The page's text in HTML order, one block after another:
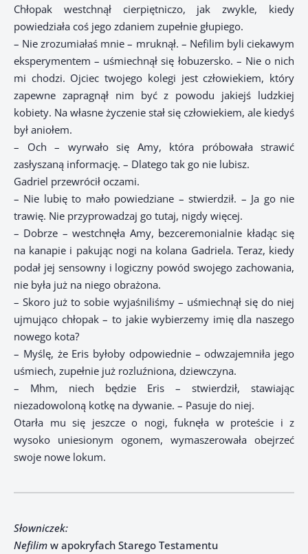
Chłopak westchnął cierpiętniczo, jak zwykle, kiedy
powiedziała coś jego zdaniem zupełnie głupiego.
– Nie zrozumiałaś mnie – mruknął. – Nefilim byli ciekawym
eksperymentem – uśmiechnął się łobuzersko. – Nie o nich
mi chodzi. Ojciec twojego kolegi jest człowiekiem, który
zapewne zapragnął nim być z powodu jakiejś ludzkiej
kobiety. Na własne życzenie stał się człowiekiem, ale kiedyś
był aniołem.
– Och – wyrwało się Amy, która próbowała strawić
zasłyszaną informację. – Dlatego tak go nie lubisz.
Gadriel przewrócił oczami.
– Nie lubię to mało powiedziane – stwierdził. – Ja go nie
trawię. Nie przyprowadzaj go tutaj, nigdy więcej.
– Dobrze – westchnęła Amy, bezceremonialnie kładąc się
na kanapie i pakując nogi na kolana Gadriela. Teraz, kiedy
podał jej sensowny i logiczny powód swojego zachowania,
nie była już na niego obrażona.
– Skoro już to sobie wyjaśniliśmy – uśmiechnął się do niej
ujmująco chłopak – to jakie wybierzemy imię dla naszego
nowego kota?
– Myślę, że Eris byłoby odpowiednie – odwzajemniła jego
uśmiech, zupełnie już rozluźniona, dziewczyna.
– Mhm, niech będzie Eris – stwierdził, stawiając
niezadowoloną kotkę na dywanie. – Pasuje do niej.
Otarła mu się jeszcze o nogi, fuknęła w proteście i z
wysoko uniesionym ogonem, wymaszerowała obejrzeć
swoje nowe lokum.
Słowniczek:
Nefilim w apokryfach Starego Testamentu